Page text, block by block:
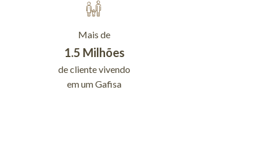
Mais de
1.5 Milhões
de cliente vivendo
em um Gafisa